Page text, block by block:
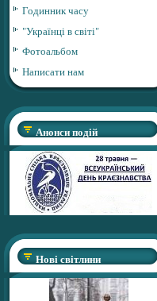
Годинник часу
"Українці в світі"
Фотоальбом
Написати нам
Анонси подій
Нові світлини